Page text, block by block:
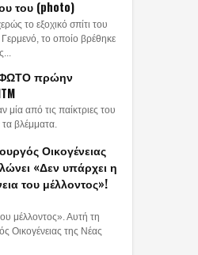
του (photo)
το εξοχικό σπίτι του
το οποίο βρέθηκε
ΦΩΤΟ πρώην
μία από τις παίκτριες του
βλέμματα.
Οικογένειας
«Δεν υπάρχει η
του μέλλοντος»!
μέλλοντος». Αυτή τη
Οικογένειας της Νέας